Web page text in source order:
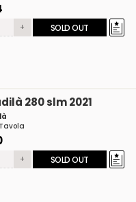
+ SOLD OUT
280 slm 2021
+ SOLD OUT